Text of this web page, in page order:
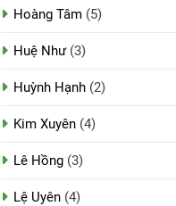
Hoàng Tâm (5)
Huệ Như(3)
Huỳnh Hạnh (2)
Kim Xuyên (4)
Lê Hồng (3)
Lệ Uyên (4)